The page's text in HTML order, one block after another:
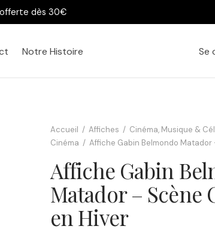
offerte dès 30€
Notre Histoire Se
Accueil / Affiches / Cinéma, Musique &
Cinéma / Affiche Gabin Belmondo
Affiche Gabin
Matador – Scène
en Hiver